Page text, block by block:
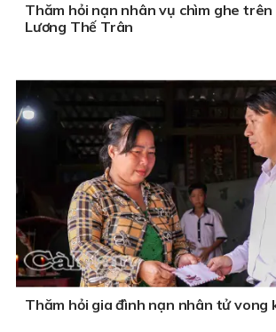
Thăm hỏi nạn nhân vụ chìm ghe
Lương Thế Trân
Thăm hỏi gia đình nạn nhân tử vong